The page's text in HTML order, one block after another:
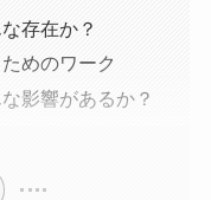
存在か？
めのワーク
影響があるか？